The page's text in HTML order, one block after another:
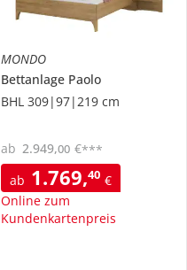
MONDO
Bettanlage Paolo
BHL 309|97|219 cm
ab 1.769,40 €
Online zum
Kundenkartenpreis
ab 2.949,00 €***